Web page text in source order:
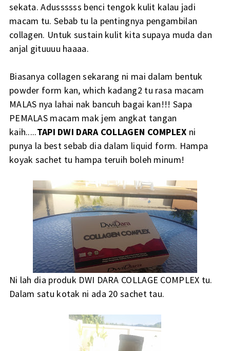
sekata. Adussssss benci tengok kulit kalau jadi
macam tu. Sebab tu la pentingnya pengambilan
collagen. Untuk sustain kulit kita supaya muda dan
anjal gituuuu haaaa.
Biasanya collagen sekarang ni mai dalam bentuk
powder form kan, which kadang2 tu rasa macam
MALAS nya lahai nak bancuh bagai kan!!! Sapa
PEMALAS macam mak jem angkat tangan
kaih.....TAPI DWI DARA COLLAGEN COMPLEX ni
punya la best sebab dia dalam liquid form. Hampa
koyak sachet tu hampa teruih boleh minum!
Ni lah dia produk DWI DARA COLLAGE COMPLEX tu.
Dalam satu kotak ni ada 20 sachet tau.